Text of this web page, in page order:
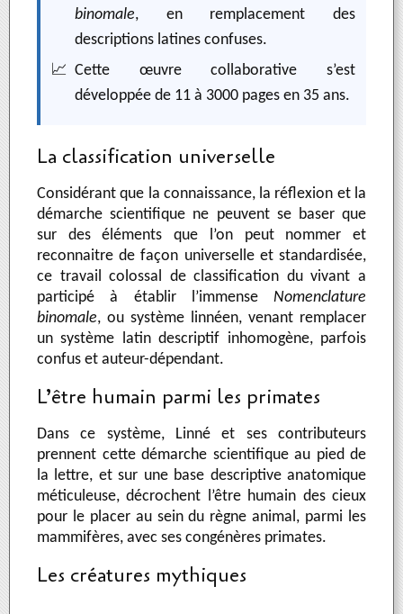
binomale, en remplacement des
descriptions latines confuses.
📈 Cette œuvre collaborative s’est
développée de 11 à 3000 pages en 35 ans.
La classification universelle
Considérant que la connaissance, la réflexion et la
démarche scientifique ne peuvent se baser que
sur des éléments que l’on peut nommer et
reconnaitre de façon universelle et standardisée,
ce travail colossal de classification du vivant a
participé à établir l’immense Nomenclature
binomale, ou système linnéen, venant remplacer
un système latin descriptif inhomogène, parfois
confus et auteur-dépendant.
L’être humain parmi les primates
Dans ce système, Linné et ses contributeurs
prennent cette démarche scientifique au pied de
la lettre, et sur une base descriptive anatomique
méticuleuse, décrochent l’être humain des cieux
pour le placer au sein du règne animal, parmi les
mammifères, avec ses congénères primates.
Les créatures mythiques